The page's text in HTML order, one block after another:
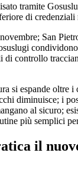
tramite
di credenziali
San
di controllo
si espande
diminuisce; i
al sicuro;
più semplici
il